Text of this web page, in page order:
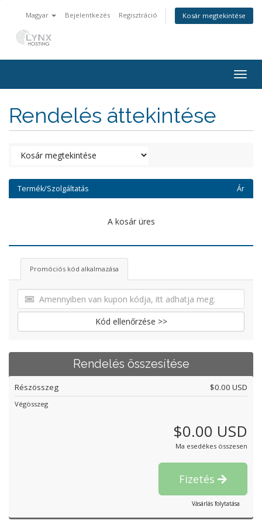
Magyar Bejelentkezés Regisztráció Kosár megtekintése
Rendelés áttekintése
Termék/Szolgáltatás Ár
A kosár üres
Promóciós kód alkalmazása
Kód ellenőrzése >>
Rendelés összesítése
Részösszeg $0.00 USD
Végösszeg
$0.00 USD
Ma esedékes összesen
Fizetés
Vásárlás folytatása